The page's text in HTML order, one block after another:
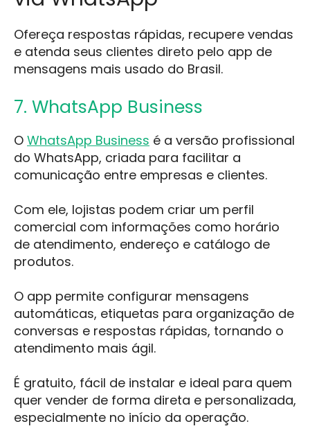
Ofereça respostas rápidas, recupere vendas
e atenda seus clientes direto pelo app de
mensagens mais usado do Brasil.
7. WhatsApp Business
O WhatsApp Business é a versão profissional
do WhatsApp, criada para facilitar a
comunicação entre empresas e clientes.
Com ele, lojistas podem criar um perfil
comercial com informações como horário
de atendimento, endereço e catálogo de
produtos.
O app permite configurar mensagens
automáticas, etiquetas para organização de
conversas e respostas rápidas, tornando o
atendimento mais ágil.
É gratuito, fácil de instalar e ideal para quem
quer vender de forma direta e personalizada,
especialmente no início da operação.